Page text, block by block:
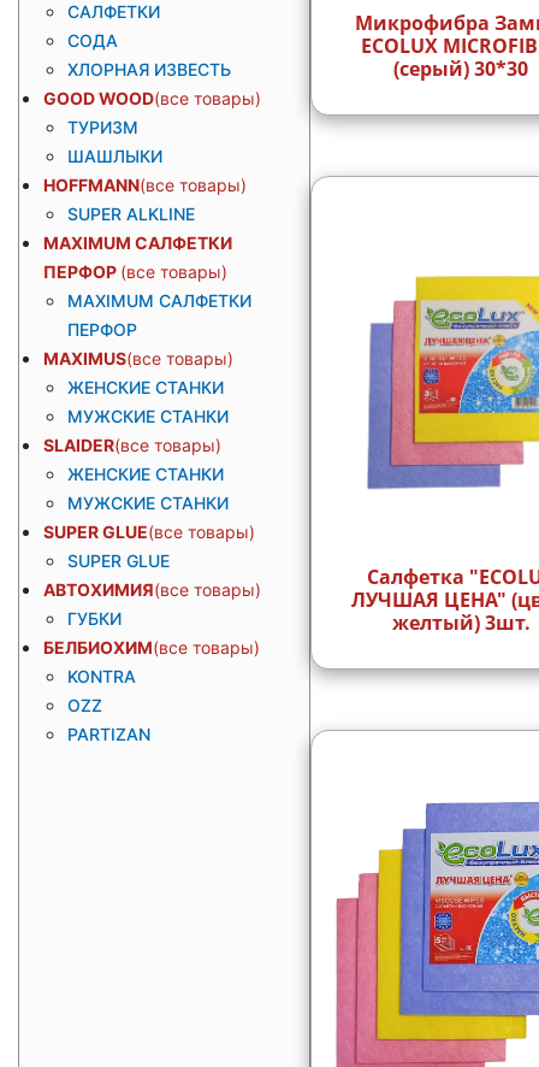
САЛФЕТКИ
СОДА
ХЛОРНАЯ ИЗВЕСТЬ
GOOD WOOD
ТУРИЗМ
ШАШЛЫКИ
HOFFMANN
SUPER ALKLINE
MAXIMUM САЛФЕТКИ
ПЕРФОР
MAXIMUM САЛФЕТКИ
ПЕРФОР
MAXIMUS
ЖЕНСКИЕ СТАНКИ
МУЖСКИЕ СТАНКИ
SLAIDER
ЖЕНСКИЕ СТАНКИ
МУЖСКИЕ СТАНКИ
SUPER GLUE
SUPER GLUE
АВТОХИМИЯ
ГУБКИ
БЕЛБИОХИМ
KONTRA
OZZ
PARTIZAN
Микрофибра
ECOLUX
(серый) 30*30
Салфетка
ЛУЧШАЯ ЦЕНА"
желтый) 3шт.